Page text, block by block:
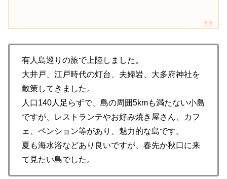
有人島巡りの旅で上陸しました。
大井戸、江戸時代の灯台、夫婦岩、大多府神社を
散策してきました。
人口140人足らずで、島の周囲5kmも満たない小島
ですが、レストランテやお好み焼き屋さん、カフ
ェ、ペンション等があり、魅力的な島です。
夏も海水浴などあり良いですが、春先か秋口に来
て見たい島でした。